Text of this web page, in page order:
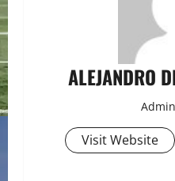
ALEJANDRO
Visit Website